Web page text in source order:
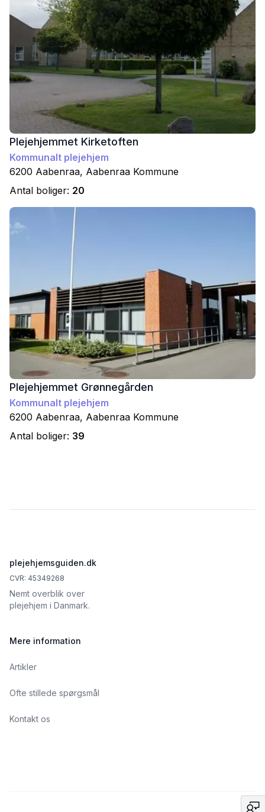
Plejehjemmet Kirketoften
Kommunalt plejehjem
6200 Aabenraa, Aabenraa Kommune
Antal boliger: 20
Plejehjemmet Grønnegården
Kommunalt plejehjem
6200 Aabenraa, Aabenraa Kommune
Antal boliger: 39
plejehjemsguiden.dk
CVR: 45349268
Nemt overblik over
plejehjem i Danmark.
Mere information
Artikler
Ofte stillede spørgsmål
Kontakt os